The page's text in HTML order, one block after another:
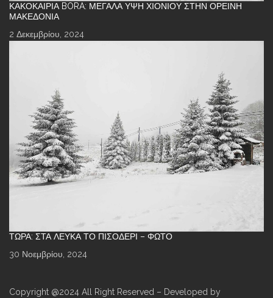
ΚΑΚΟΚΑΙΡΊΑ BORA: ΜΕΓΆΛΑ ΎΨΗ ΧΙΟΝΙΟΎ ΣΤΗΝ ΟΡΕΙΝΉ
ΜΑΚΕΔΟΝΊΑ
2 Δεκεμβρίου, 2024
ΤΏΡΑ: ΣΤΑ ΛΕΥΚΆ ΤΟ ΠΙΣΟΔΈΡΙ – ΦΩΤΌ
30 Νοεμβρίου, 2024
Copyright @2024 All Right Reserved – Developed by